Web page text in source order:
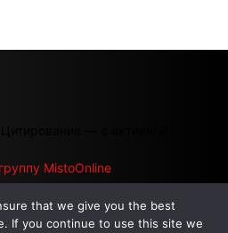
— с активной
MistoOnline
| РЕКЛАМА НА САЙТЕ
that we give you the best
If you continue to use this site we